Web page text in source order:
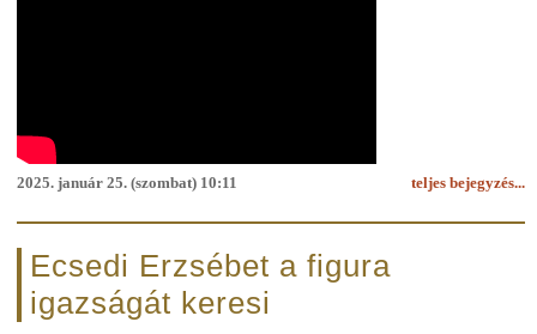
teljes bejegyzés...
2025. január 25. (szombat) 10:11
Ecsedi Erzsébet a figura
igazságát keresi